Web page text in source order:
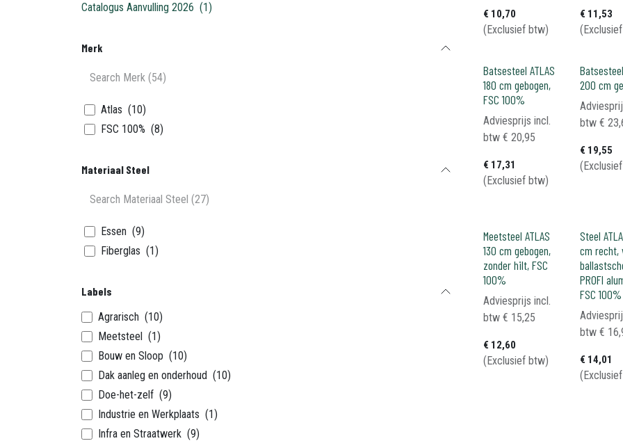
Catalogus Aanvulling 2026 (1)
Merk
Atlas (10)
FSC 100% (8)
Materiaal Steel
Essen (9)
Fiberglas (1)
Labels
Agrarisch (10)
Meetsteel (1)
Bouw en Sloop (10)
Dak aanleg en onderhoud (10)
Doe-het-zelf (9)
Industrie en Werkplaats (1)
Infra en Straatwerk (9)
€ 10,70
(Exclusief btw)
€ 11,53
Batsesteel ATLAS
180 cm gebogen,
FSC 100%
€ 17,31
(Exclusief btw)
Adviesprijs incl.
btw € 20,95
200 cm
€ 19,55
btw €
Meetsteel ATLAS
130 cm gebogen,
zonder hilt, FSC
100%
€ 12,60
(Exclusief btw)
Adviesprijs incl.
btw € 15,25
Steel
cm recht,
PROFI
FSC 100%
€ 14,01
btw €